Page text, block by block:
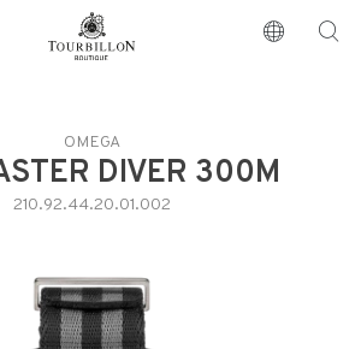
www.tourbillon.com/index.php/it
OMEGA
DIVER 300M
210.92.44.20.01.002